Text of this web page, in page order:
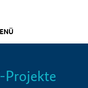
Info
Projekte